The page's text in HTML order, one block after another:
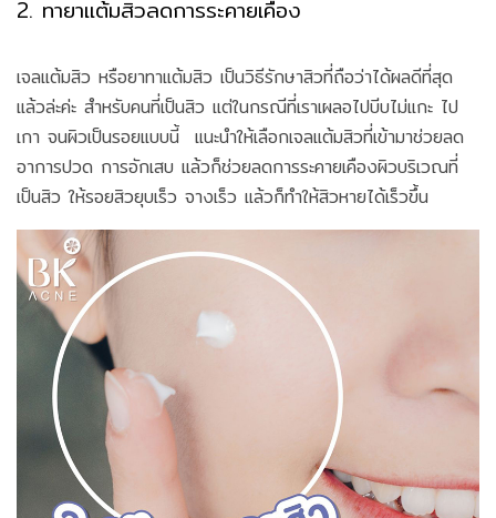
2. ทายาแต้มสิวลดการระคายเคือง
เจลแต้มสิว หรือยาทาแต้มสิว เป็นวิธีรักษาสิวที่ถือว่าได้ผลดีที่สุด
แล้วล่ะค่ะ สำหรับคนที่เป็นสิว แต่ในกรณีที่เราเผลอไปบีบไม่แกะ ไป
เกา จนผิวเป็นรอยแบบนี้ แนะนำให้เลือกเจลแต้มสิวที่เข้ามาช่วยลด
อาการปวด การอักเสบ แล้วก็ช่วยลดการระคายเคืองผิวบริเวณที่
เป็นสิว ให้รอยสิวยุบเร็ว จางเร็ว แล้วก็ทำให้สิวหายได้เร็วขึ้น